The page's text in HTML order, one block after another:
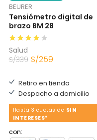
BEURER
Tensiómetro digital de
brazo BM 28
Salud
S/339 S/259
Retiro en tienda
Despacho a domicilio
Hasta 3 cuotas de SIN
INTERESES*
con: